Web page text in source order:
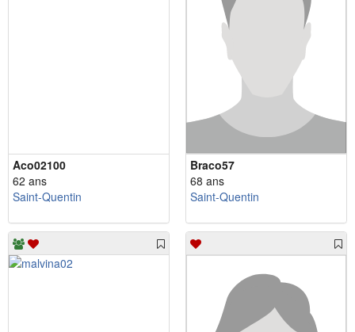
Aco02100
62 ans
Saint-Quentin
Braco57
68 ans
Saint-Quentin